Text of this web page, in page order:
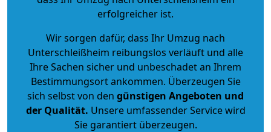
erfolgreicher ist.
Wir sorgen dafür, dass Ihr Umzug nach
Unterschleißheim reibungslos verläuft und alle
Ihre Sachen sicher und unbeschadet an Ihrem
Bestimmungsort ankommen. Überzeugen Sie
sich selbst von den günstigen Angeboten und
der Qualität. Unsere umfassender Service wird
Sie garantiert überzeugen.